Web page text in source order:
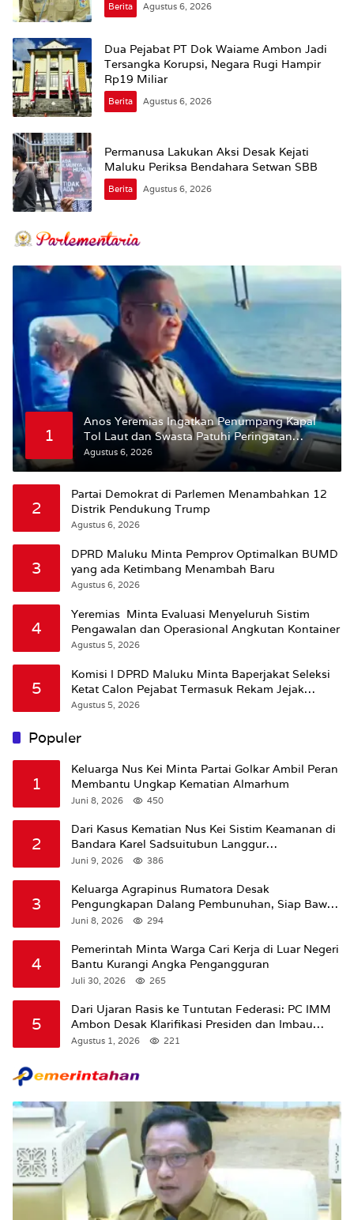
Berita Agustus 6, 2026
Dua Pejabat PT Dok Waiame Ambon Jadi
Tersangka Korupsi, Negara Rugi Hampir
Rp19 Miliar
Berita Agustus 6, 2026
Permanusa Lakukan Aksi Desak Kejati
Maluku Periksa Bendahara Setwan SBB
Berita Agustus 6, 2026
1
Anos Yeremias Ingatkan Penumpang Kapal
Tol Laut dan Swasta Patuhi Peringatan
BMKG
Agustus 6, 2026
2
Partai Demokrat di Parlemen Menambahkan 12
Distrik Pendukung Trump
Agustus 6, 2026
3
DPRD Maluku Minta Pemprov Optimalkan BUMD
yang ada Ketimbang Menambah Baru
Agustus 6, 2026
4
Yeremias Minta Evaluasi Menyeluruh Sistim
Pengawalan dan Operasional Angkutan Kontainer
Agustus 5, 2026
5
Komisi I DPRD Maluku Minta Baperjakat Seleksi
Ketat Calon Pejabat Termasuk Rekam Jejak
Hukum
Agustus 5, 2026
Populer
1
Keluarga Nus Kei Minta Partai Golkar Ambil Peran
Membantu Ungkap Kematian Almarhum
Juni 8, 2026 450
2
Dari Kasus Kematian Nus Kei Sistim Keamanan di
Bandara Karel Sadsuitubun Langgur
Dipertanyakan
Juni 9, 2026 386
3
Keluarga Agrapinus Rumatora Desak
Pengungkapan Dalang Pembunuhan, Siap Bawa
Kasus ke Komisi III DPR RI
Juni 8, 2026 294
4
Pemerintah Minta Warga Cari Kerja di Luar Negeri
Bantu Kurangi Angka Pengangguran
Juli 30, 2026 265
5
Dari Ujaran Rasis ke Tuntutan Federasi: PC IMM
Ambon Desak Klarifikasi Presiden dan Imbau
Tunda Pengibaran Bendera Merah Putih Di
Agustus 1, 2026 221